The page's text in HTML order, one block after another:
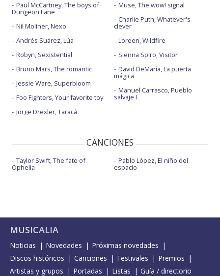
Paul McCartney, The boys of
Dungeon Lane
Nil Moliner, Nexo
Andrés Suárez, Lúa
Robyn, Sexistential
Bruno Mars, The romantic
Jessie Ware, Superbloom
Foo Fighters, Your favorite toy
Jorge Drexler, Taracá
Muse, The wow! signal
Charlie Puth, Whatever's
clever
Loreen, Wildfire
Sienna Spiro, Visitor
David DeMaría, La puerta
mágica
Manuel Carrasco, Pueblo
salvaje I
CANCIONES
Taylor Swift, The fate of
Ophelia
Pablo López, El niño del
espacio
MUSICALIA
Noticias Novedades
Próximas novedades
Discos históricos
Canciones Festivales
Premios
Artistas y grupos
Portadas Listas Guía / directorio